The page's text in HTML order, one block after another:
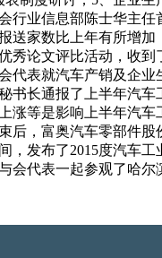
行业信息部陈士华主任
送家数比上年有所增
秀论文评比活动，收到
代表就汽车产销及企业
书长通报了上半年汽车
涨等是影响上半年汽车
后，富奥汽车零部件股
，发布了2015度汽车工
会代表一起参观了哈尔